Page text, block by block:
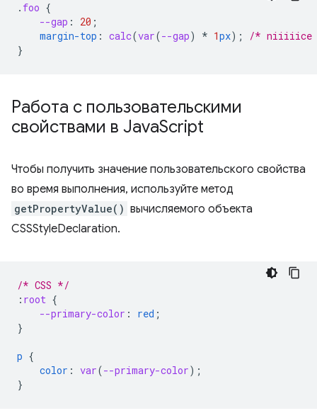
. foo {
--gap : 20 ;
margin-top : calc(var(--gap) * 1px);
/* niiiiice
}
Работа с пользовательскими
свойствами в JavaScript
Чтобы получить значение пользовательского свойства
во время выполнения, используйте метод
getPropertyValue() вычисляемого объекта
CSSStyleDeclaration.
/* CSS */
: root {
--primary-color : red ;
}
p {
color : var(--primary-color);
}